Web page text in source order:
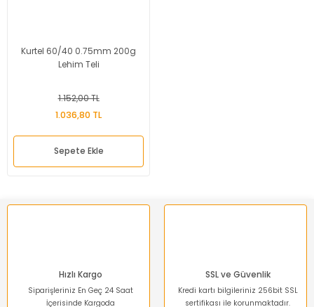
Kurtel 60/40 0.75mm 200g
Lehim Teli
1.152,00 TL
1.036,80 TL
Sepete Ekle
Hızlı Kargo
Siparişleriniz En Geç 24 Saat
İçerisinde Kargoda
SSL ve Güvenlik
Kredi kartı bilgileriniz 256bit SSL
sertifikası ile korunmaktadır.